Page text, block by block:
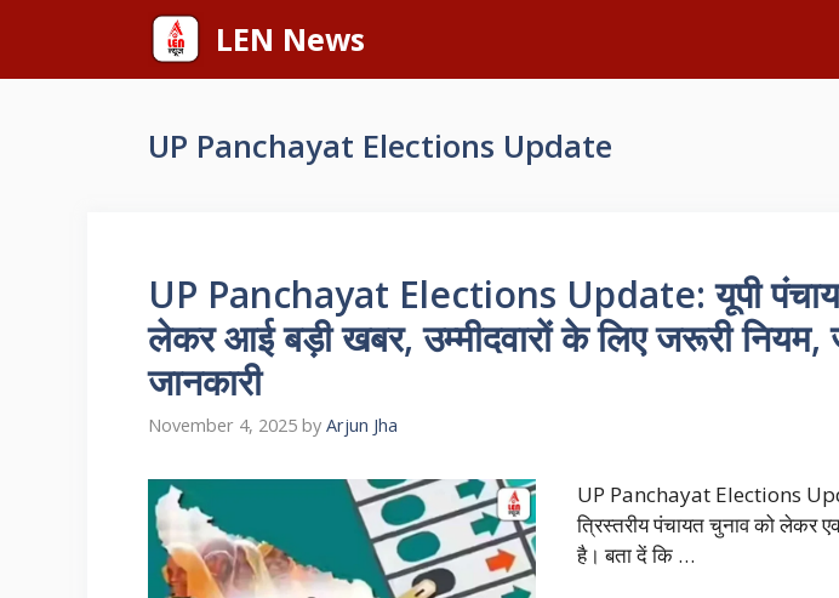
content
LEN News
UP Panchayat Elections Update
UP Panchayat Elections Update: यूपी
लेकर आई बड़ी खबर, उम्मीदवारों के लिए जरूरी नियम,
जानकारी
November 4, 2025 by Arjun Jha
UP Panchayat Elections
त्रिस्तरीय पंचायत चुनाव को लेकर
है। बता दें कि …